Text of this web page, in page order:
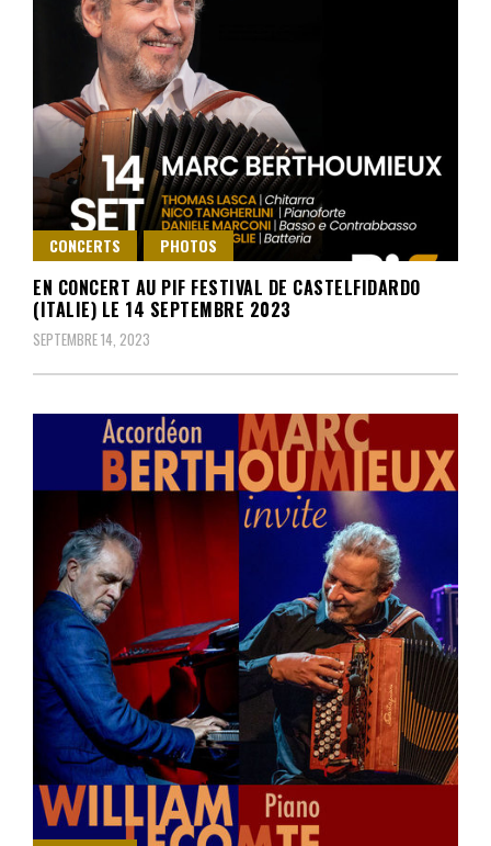
CONCERTS PHOTOS
EN CONCERT AU PIF FESTIVAL DE CASTELFIDARDO
(ITALIE) LE 14 SEPTEMBRE 2023
SEPTEMBRE 14, 2023